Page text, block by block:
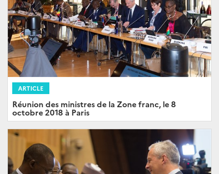
ARTICLE
Réunion des ministres de la Zone franc, le 8
octobre 2018 à Paris